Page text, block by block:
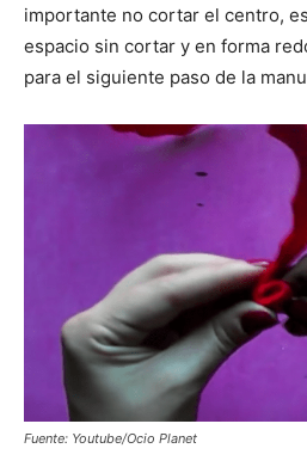
importante no cortar el centro,
espacio sin cortar y en forma
para el siguiente paso de la
Fuente: Youtube/Ocio Planet